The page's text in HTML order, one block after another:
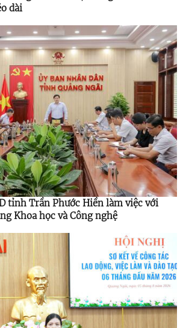
dài
tỉnh Trần Phước Hiền làm việc với
Khoa học và Công nghệ